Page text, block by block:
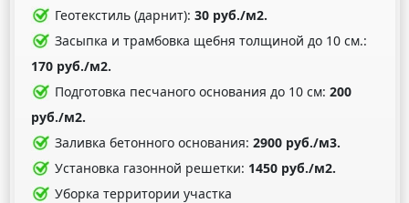
Геотекстиль (дарнит):30 руб./м2.
Засыпка и трамбовка щебня толщиной до 10 см.:
170 руб./м2.
Подготовка песчаного основания до 10 см:200
руб./м2.
Заливка бетонного основания:2900 руб./м3.
Установка газонной решетки: 1450 руб./м2.
Уборка территории участка